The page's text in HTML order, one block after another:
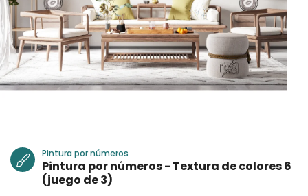
Pintura por números
Pintura por números - Textura de colores 6
(juego de 3)